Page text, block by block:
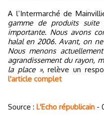
A l’Intermarché de
gamme de produits
importante. Nous avons
halal en 2006. Avant, on
Nous menons
agrandissement du rayon,
la place », relève un
l'article complet
Source : L'Echo républicain -